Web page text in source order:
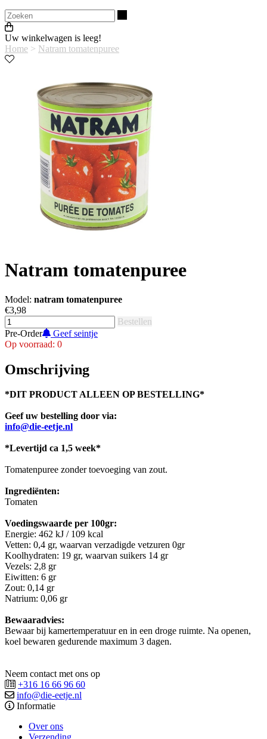
Uw winkelwagen is leeg!
Home > Natram tomatenpuree
Natram tomatenpuree
Model: natram tomatenpuree
€3,98
Bestellen
Pre-Order
Geef seintje
Op voorraad: 0
Omschrijving
*DIT PRODUCT ALLEEN OP BESTELLING*
Geef uw bestelling door via:
info@die-eetje.nl
*Levertijd ca 1,5 week*
Tomatenpuree zonder toevoeging van zout.
Ingrediënten:
Tomaten
Voedingswaarde per 100gr:
Energie: 462 kJ / 109 kcal
Vetten: 0,4 gr, waarvan verzadigde vetzuren 0gr
Koolhydraten: 19 gr, waarvan suikers 14 gr
Vezels: 2,8 gr
Eiwitten: 6 gr
Zout: 0,14 gr
Natrium: 0,06 gr
Bewaaradvies:
Bewaar bij kamertemperatuur en in een droge ruimte. Na openen,
koel bewaren gedurende maximum 3 dagen.
Neem contact met ons op
+316 16 66 96 60
info@die-eetje.nl
Informatie
Over ons